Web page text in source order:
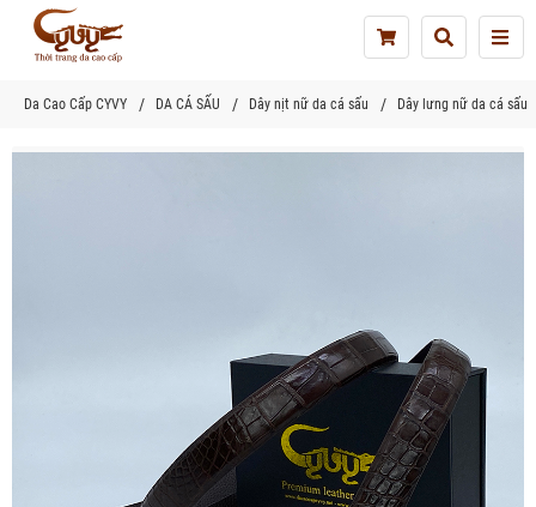
Da Cao Cấp CYVY DA CÁ SẤU Dây nịt nữ da cá sấu Dây lưng nữ da cá sấu